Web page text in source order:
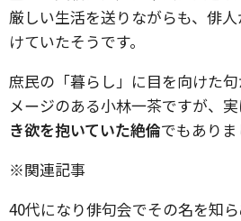
厳しい生活を送りながらも、俳
けていたそうです。
庶民の「暮らし」に目を向けた
メージのある小林一茶ですが、
き欲を抱いていた絶倫でもありま
※関連記事
40代になり俳句会でその名を知